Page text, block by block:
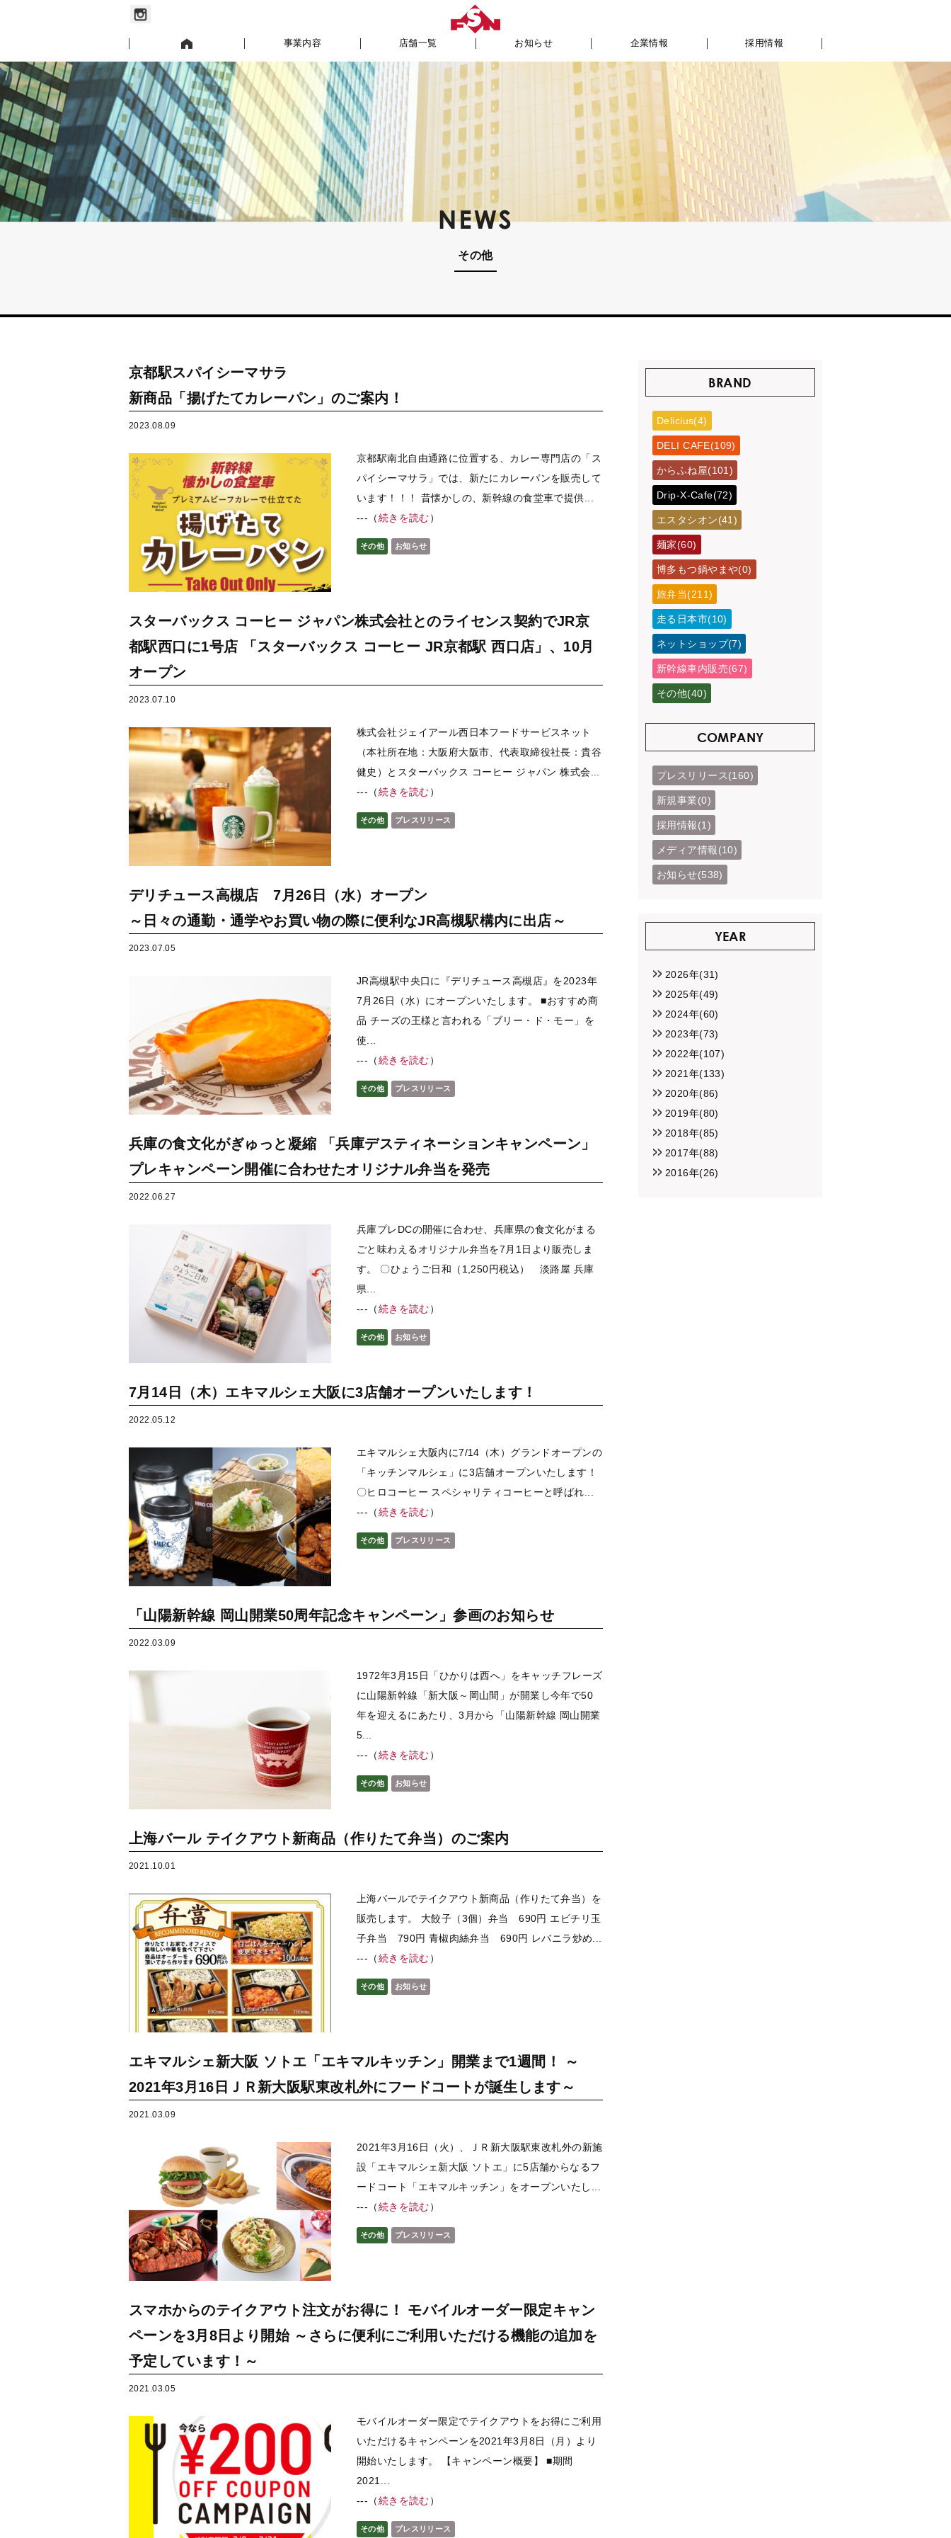
事業内容 店舗一覧 お知らせ 企業情報 採用情報
その他
京都駅スパイシーマサラ
新商品「揚げたてカレーパン」のご案内！
2023.08.09
京都駅南北自由通路に位置する、カレー専門店の「ス
パイシーマサラ」では、新たにカレーパンを販売して
います！！！ 昔懐かしの、新幹線の食堂車で提供...
---（続きを読む）
その他 お知らせ
スターバックス コーヒー ジャパン株式会社とのライセンス契約でJR京
都駅西口に1号店 「スターバックス コーヒー JR京都駅 西口店」、10月
オープン
2023.07.10
株式会社ジェイアール西日本フードサービスネット
（本社所在地：大阪府大阪市、代表取締役社長：貴谷
健史）とスターバックス コーヒー ジャパン 株式会...
---（続きを読む）
その他 プレスリリース
デリチュース高槻店 7月26日（水）オープン
～日々の通勤・通学やお買い物の際に便利なJR高槻駅構内に出店～
2023.07.05
JR高槻駅中央口に『デリチュース高槻店』を2023年
7月26日（水）にオープンいたします。 ■おすすめ商
品 チーズの王様と言われる「ブリー・ド・モー」を
使...
---（続きを読む）
その他 プレスリリース
兵庫の食文化がぎゅっと凝縮 「兵庫デスティネーションキャンペーン」
プレキャンペーン開催に合わせたオリジナル弁当を発売
2022.06.27
兵庫プレDCの開催に合わせ、兵庫県の食文化がまる
ごと味わえるオリジナル弁当を7月1日より販売しま
す。 〇ひょうご日和（1,250円税込） 淡路屋 兵庫
県...
---（続きを読む）
その他 お知らせ
7月14日（木）エキマルシェ大阪に3店舗オープンいたします！
2022.05.12
エキマルシェ大阪内に7/14（木）グランドオープンの
「キッチンマルシェ」に3店舗オープンいたします！
〇ヒロコーヒー スペシャリティコーヒーと呼ばれ...
---（続きを読む）
その他 プレスリリース
「山陽新幹線 岡山開業50周年記念キャンペーン」参画のお知らせ
2022.03.09
1972年3月15日「ひかりは西へ」をキャッチフレーズ
に山陽新幹線「新大阪～岡山間」が開業し今年で50
年を迎えるにあたり、3月から「山陽新幹線 岡山開業
5...
---（続きを読む）
その他 お知らせ
上海バール テイクアウト新商品（作りたて弁当）のご案内
2021.10.01
上海バールでテイクアウト新商品（作りたて弁当）を
販売します。 大餃子（3個）弁当 690円 エビチリ玉
子弁当 790円 青椒肉絲弁当 690円 レバニラ炒め...
---（続きを読む）
その他 お知らせ
エキマルシェ新大阪 ソトエ「エキマルキッチン」開業まで1週間！ ～
2021年3月16日ＪＲ新大阪駅東改札外にフードコートが誕生します～
2021.03.09
2021年3月16日（火）、ＪＲ新大阪駅東改札外の新施
設「エキマルシェ新大阪 ソトエ」に5店舗からなるフ
ードコート「エキマルキッチン」をオープンいたし...
---（続きを読む）
その他 プレスリリース
スマホからのテイクアウト注文がお得に！ モバイルオーダー限定キャン
ペーンを3月8日より開始 ～さらに便利にご利用いただける機能の追加を
予定しています！～
2021.03.05
モバイルオーダー限定でテイクアウトをお得にご利用
いただけるキャンペーンを2021年3月8日（月）より
開始いたします。 【キャンペーン概要】 ■期間
2021...
---（続きを読む）
その他 プレスリリース
BRAND
Delicius(4)
DELI CAFE(109)
からふね屋(101)
Drip-X-Cafe(72)
エスタシオン(41)
麺家(60)
博多もつ鍋やまや(0)
旅弁当(211)
走る日本市(10)
ネットショップ(7)
新幹線車内販売(67)
その他(40)
COMPANY
プレスリリース(160)
新規事業(0)
採用情報(1)
メディア情報(10)
お知らせ(538)
YEAR
2026年(31)
2025年(49)
2024年(60)
2023年(73)
2022年(107)
2021年(133)
2020年(86)
2019年(80)
2018年(85)
2017年(88)
2016年(26)